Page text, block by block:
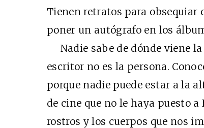
Tienen retratos para obsequiar
poner un autógrafo en los
Nadie sabe de dónde viene
escritor no es la persona.
porque nadie puede estar a la
de cine que no le haya puesto
rostros y los cuerpos que nos